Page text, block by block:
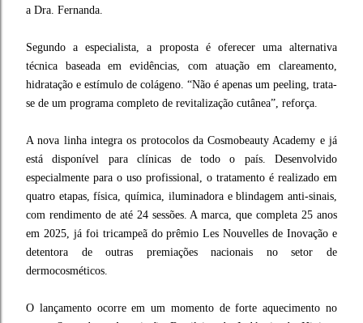
a Dra. Fernanda.
Segundo a especialista, a proposta é oferecer uma alternativa
técnica baseada em evidências, com atuação em clareamento,
hidratação e estímulo de colágeno. “Não é apenas um peeling, trata-
se de um programa completo de revitalização cutânea”, reforça.
A nova linha integra os protocolos da Cosmobeauty Academy e já
está disponível para clínicas de todo o país. Desenvolvido
especialmente para o uso profissional, o tratamento é realizado em
quatro etapas, física, química, iluminadora e blindagem anti-sinais,
com rendimento de até 24 sessões. A marca, que completa 25 anos
em 2025, já foi tricampeã do prêmio Les Nouvelles de Inovação e
detentora de outras premiações nacionais no setor de
dermocosméticos.
O lançamento ocorre em um momento de forte aquecimento no